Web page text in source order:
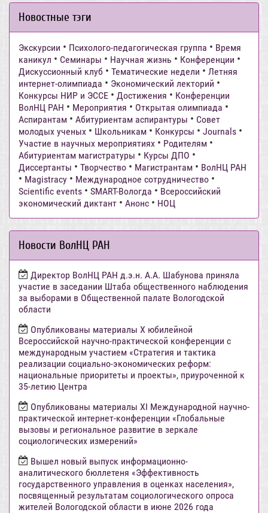
Новостные тэги
Экскурсии • Психолого-педагогическая группа • Время
каникул • Семинары • Научная жизнь • Конференции •
Дискуссионный клуб • Тематические недели • Летняя
интернет-олимпиада • Экономический лекторий •
Конкурсы НИР и ЭССЕ • Достижения • Конференции
ВолНЦ РАН • Мероприятия • Открытая олимпиада •
Аспирантам • Абитуриентам аспирантуры • Совет
молодых ученых • Школьникам • Конкурсы • Journals •
Участие в научных мероприятиях • Родителям •
Абитуриентам магистратуры • Курсы ДПО •
Диссертанты • Творчество • Магистрантам • ВолНЦ РАН
• Magistracy • Международное сотрудничество •
Scientific events • SMART-Вологда • Всероссийский
экономический диктант • Анонс • НОЦ
Новости ВолНЦ РАН
Директор ВолНЦ РАН д.э.н. А.А. Шабунова приняла
участие в заседании Штаба общественного наблюдения
за выборами в Общественной палате Вологодской
области
Опубликованы материалы X юбилейной
Всероссийской научно-практической конференции с
международным участием «Стратегия и тактика
реализации социально-экономических реформ:
национальные приоритеты и проекты», приуроченной к
35-летию Центра
Опубликованы материалы XI Международной научно-
практической интернет-конференции «Глобальные
вызовы и региональное развитие в зеркале
социологических измерений»
Вышел новый выпуск информационно-
аналитического бюллетеня «Эффективность
государственного управления в оценках населения»,
посвященный результатам социологического опроса
жителей Вологодской области в июне 2026 года